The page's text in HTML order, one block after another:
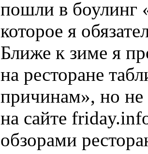
пошли в боулинг
которое я
Ближе к зиме я
на ресторане
причинам», но не
на сайте
обзорами